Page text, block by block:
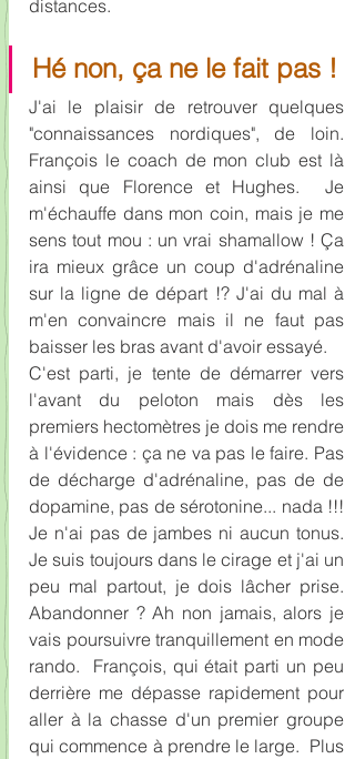
distances.
Hé non, ça ne le fait pas !
J'ai le plaisir de retrouver quelques
"connaissances nordiques", de loin.
François le coach de mon club est là
ainsi que Florence et Hughes.  Je
m'échauffe dans mon coin, mais je me
sens tout mou : un vrai shamallow ! Ça
ira mieux grâce un coup d'adrénaline
sur la ligne de départ !? J'ai du mal à
m'en convaincre mais il ne faut pas
baisser les bras avant d'avoir essayé.
C'est parti, je tente de démarrer vers
l'avant du peloton mais dès les
premiers hectomètres je dois me rendre
à l'évidence : ça ne va pas le faire. Pas
de décharge d'adrénaline, pas de de
dopamine, pas de sérotonine... nada !!!
Je n'ai pas de jambes ni aucun tonus.
Je suis toujours dans le cirage et j'ai un
peu mal partout, je dois lâcher prise.
Abandonner ? Ah non jamais, alors je
vais poursuivre tranquillement en mode
rando.  François, qui était parti un peu
derrière me dépasse rapidement pour
aller à la chasse d'un premier groupe
qui commence à prendre le large.  Plus